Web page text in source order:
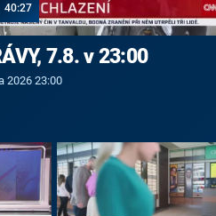
40:27
7.8. v 23:00
2026 23:00